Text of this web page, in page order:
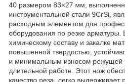
40 размером 83×27 мм,
инструментальной стали 9CrSi,
расходным элементом для
оборудования по резке арматуры.
химическому составу и закалке
повышенной твердостью,
и минимальным износом режущей
длительной работе. Этот нож
качество реза, легко выдерживает